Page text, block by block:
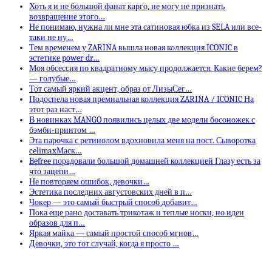
Хоть я и не большой фанат карго, не могу не признать
возвращение этого…
Не понимаю, нужна ли мне эта сатиновая юбка из SELA или все-
таки не ну…
Тем временем у ZARINA вышла новая коллекция ICONIC в
эстетике power dr…
Моя обсессия по квадратному мысу продолжается. Какие берем?
— голубые…
Тот самый яркий акцент, образ от ЛизыСег…
Подоспела новая премиальная коллекция ZARINA / ICONIC На
этот раз наст…
В новинках MANGO появились целых две модели босоножек с
бэмби-принтом …
Эта парочка с ретинолом вдохновила меня на пост. Сыворотка
celimaxМаск…
Befree порадовали большой домашней коллекцией Глазу есть за
что зацепи…
Не повторяем ошибок, девочки…
Эстетика последних августовских дней в п…
Чокер — это самый быстрый способ добавит…
Пока еще рано доставать трикотаж и теплые носки, но идеи
образов для п…
Яркая майка — самый простой способ мгнов…
Девочки, это тот случай, когда я просто …